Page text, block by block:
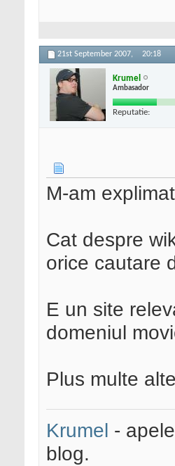
21st September 2007, 20:18
Krumel
Ambasador
Reputatie:
M-am
Cat despre
orice cautare
E un site
domeniul
Plus multe
Krumel -
blog.